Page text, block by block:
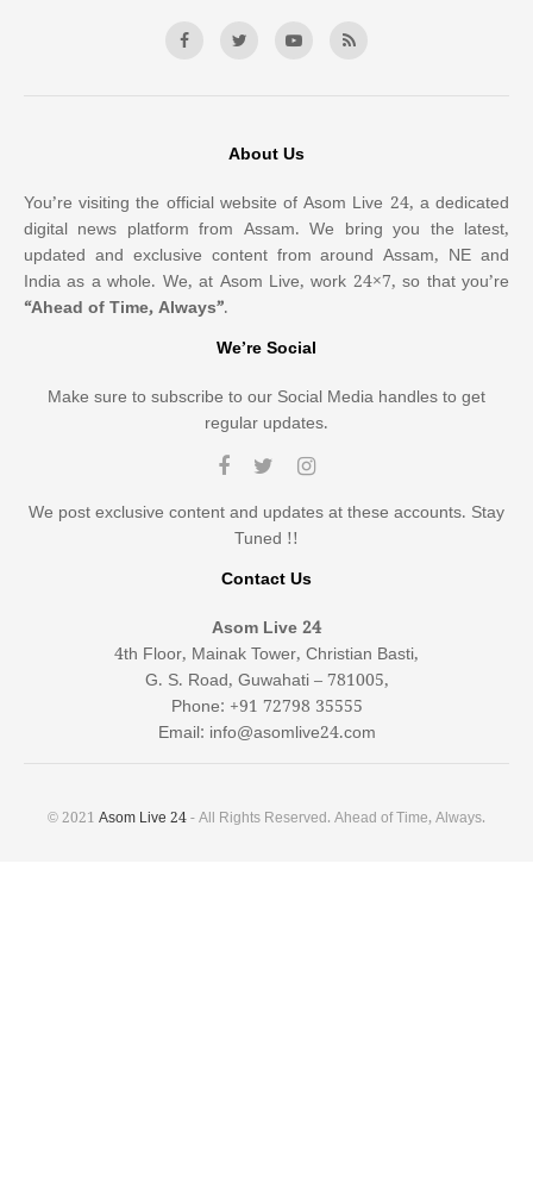
About Us
You’re visiting the official website of Asom Live 24, a dedicated
digital news platform from Assam. We bring you the latest,
updated and exclusive content from around Assam, NE and
India as a whole. We, at Asom Live, work 24×7, so that you’re
“Ahead of Time, Always”.
We’re Social
Make sure to subscribe to our Social Media handles to get
regular updates.
We post exclusive content and updates at these accounts. Stay
Tuned !!
Contact Us
Asom Live 24
4th Floor, Mainak Tower, Christian Basti,
G. S. Road, Guwahati – 781005,
Phone: +91 72798 35555
Email: info@asomlive24.com
© 2021 Asom Live 24- All Rights Reserved. Ahead of Time, Always.